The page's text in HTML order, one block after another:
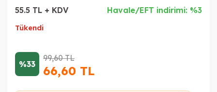
55.5 TL + KDV
Havale/EFT indirimi: %3
Tükendi
%33
99,60TL
66,60 TL